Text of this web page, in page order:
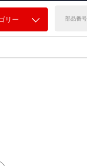
リー